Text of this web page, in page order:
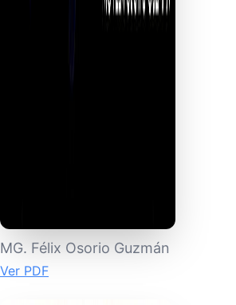
MG. Félix Osorio Guzmán
Ver PDF